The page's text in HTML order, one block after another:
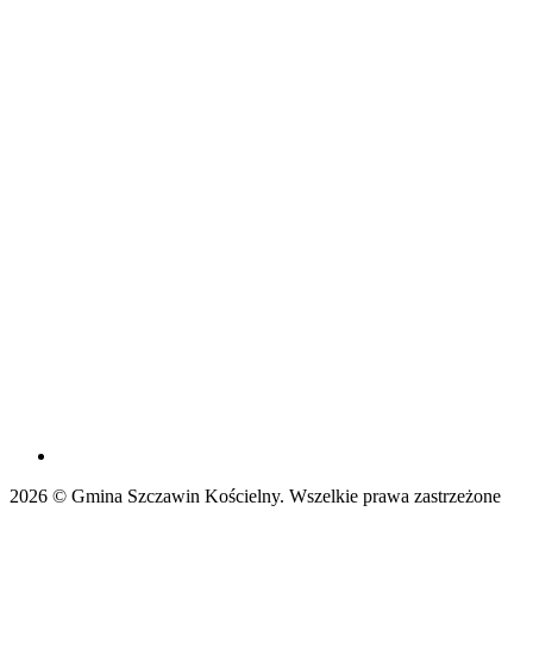
2026 © Gmina Szczawin Kościelny. Wszelkie prawa zastrzeżone